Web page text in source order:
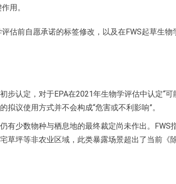
用。
估前自愿承诺的标签修改，以及在FWS起草生
步认定，对于EPA在2021年生物学评估中认定“
拟议使用方式并不会构成“危害或不利影响”。
有少数物种与栖息地的最终裁定尚未作出。
草坪等非农业区域，此类暴露场景超出了当前《